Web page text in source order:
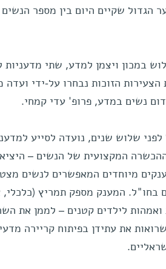
שקיים היום בין מספר הנשים
במכון ויצמן למדע, שתי מדעניות
הזוכות נבחרו על-ידי ועדה
נשים במדע, פרופ' עדי קמחי.
שלוש שנים, נועדה לסייע
המקצועית של הנשים –
מיוחדים המאפשרים לנשים
בחו"ל. המענק מספק תמריץ (כלכלי,
לילדים קטנים – לממן את
את עתידן בפיתוח קריירה